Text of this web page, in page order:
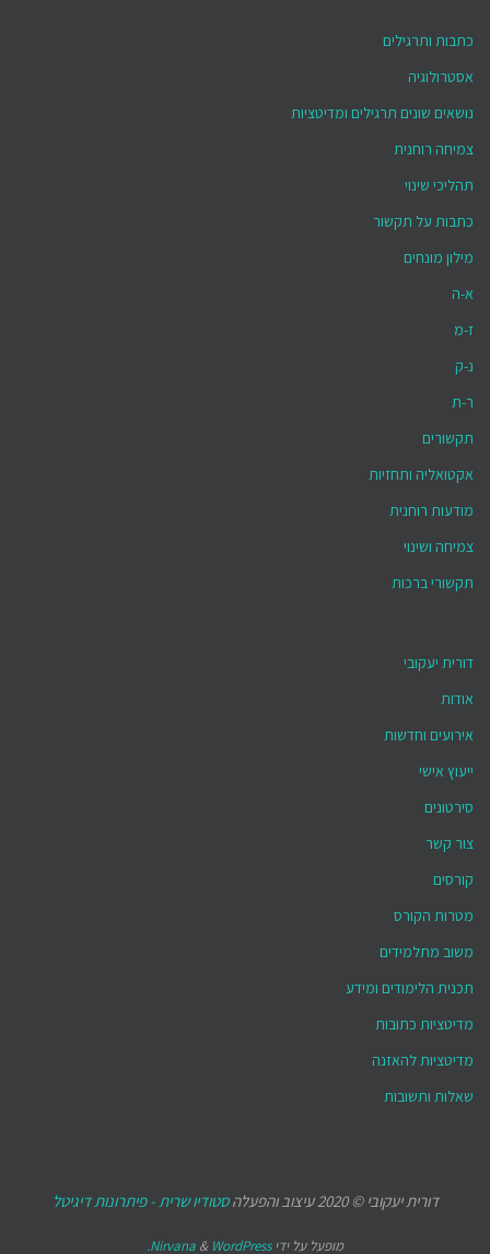
כתבות ותרגילים
אסטרולוגיה
נושאים שונים תרגילים ומדיטציות
צמיחה רוחנית
תהליכי שינוי
כתבות על תקשור
מילון מונחים
א-ה
ז-מ
נ-ק
ר-ת
תקשורים
אקטואליה ותחזיות
מודעות רוחנית
צמיחה ושינוי
תקשורי ברכות
דורית יעקובי
אודות
אירועים וחדשות
ייעוץ אישי
סירטונים
צור קשר
קורסים
מטרות הקורס
משוב מתלמידים
תכנית הלימודים ומידע
מדיטציות כתובות
מדיטציות להאזנה
שאלות ותשובות
דורית יעקובי © 2020 עיצוב והפעלה סטודיו שרית - פיתרונות דיגיטל
מופעל על ידי Nirvana & WordPress.